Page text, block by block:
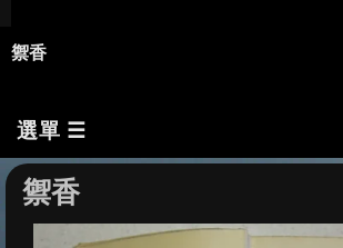
禦香
選單 ☰
禦香